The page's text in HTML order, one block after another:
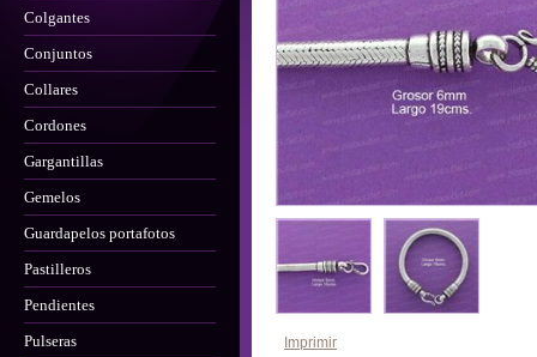
Colgantes
Conjuntos
Collares
Cordones
Gargantillas
Gemelos
Guardapelos portafotos
Pastilleros
Pendientes
Pulseras
Imprimir